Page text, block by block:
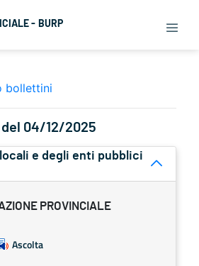
- BURP
bollettini
del 04/12/2025
e degli enti pubblici
PROVINCIALE
Ascolta